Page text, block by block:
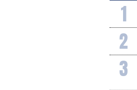
1
2
3